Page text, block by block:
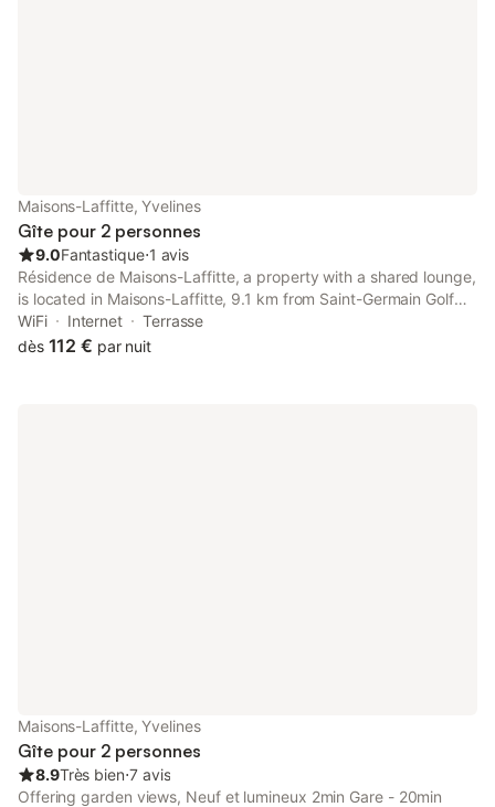
Maisons-Laffitte, Yvelines
Gîte pour 2 personnes
9.0Fantastique⋅1 avis
Résidence de Maisons-Laffitte, a property with a shared lounge,
is located in Maisons-Laffitte, 9.1 km from Saint-Germain Golf
Course, 15 km from Palais des Congrès de Paris, as well as 16
km from Arc de Triomphe.
WiFi Internet
Terrasse
dès 112 € par nuit
Maisons-Laffitte, Yvelines
Gîte pour 2 personnes
8.9Très bien⋅7 avis
Offering garden views, Neuf et lumineux 2min Gare - 20min